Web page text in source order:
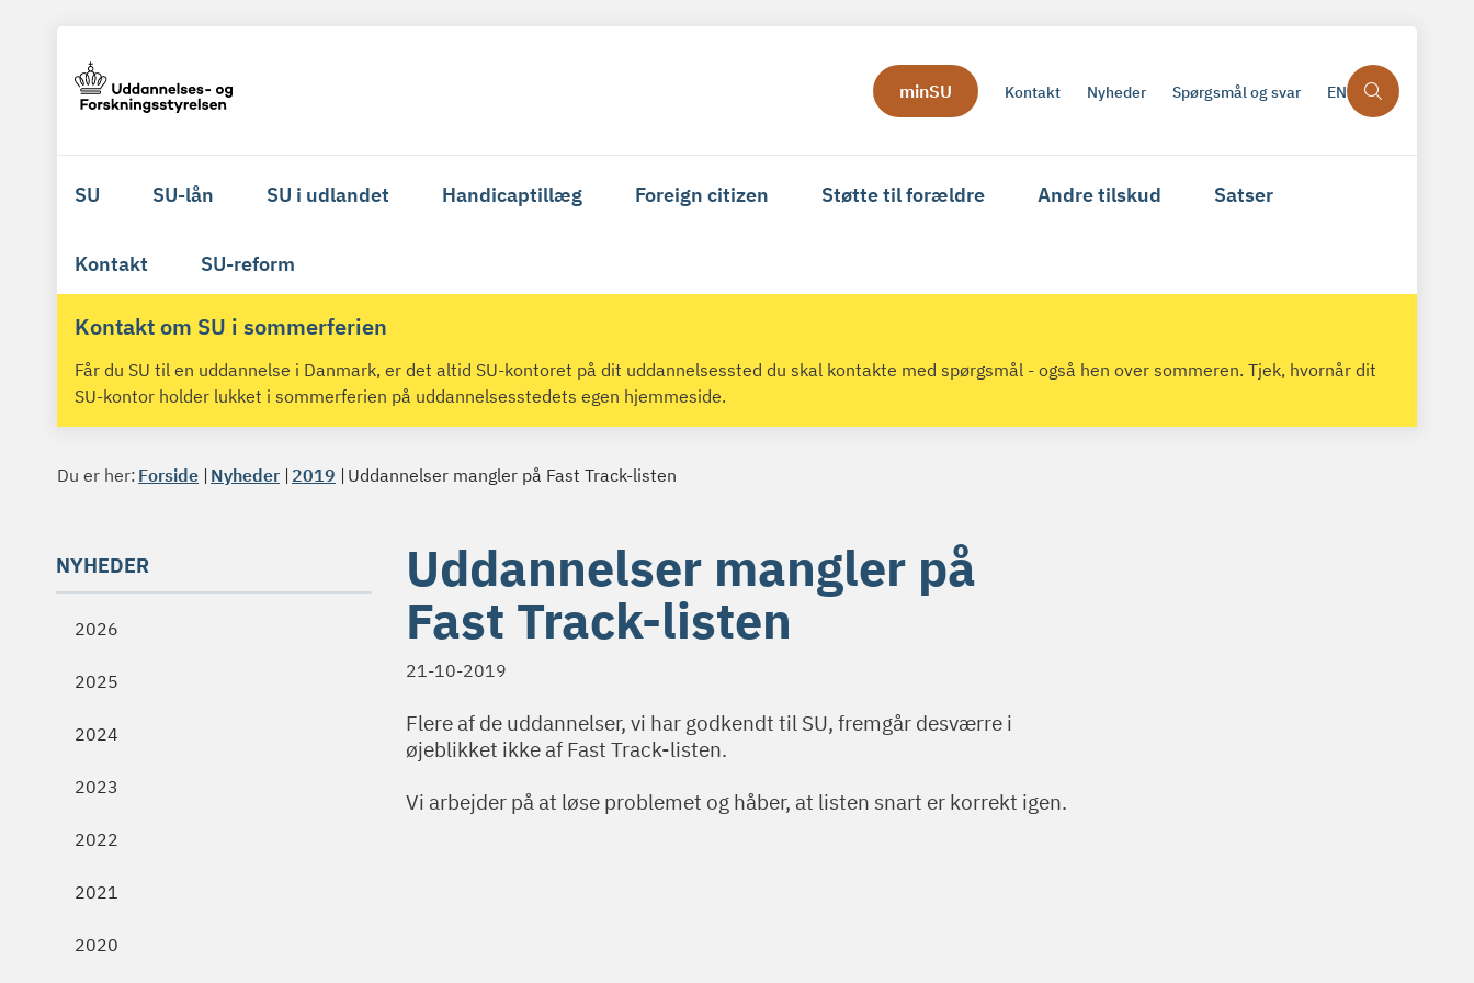
minSU Kontakt Nyheder Spørgsmål og svar EN
SU SU-lån SU i udlandet Handicaptillæg Foreign citizen Støtte til forældre Andre tilskud Satser
Kontakt SU-reform
Kontakt om SU i sommerferien
Får du SU til en uddannelse i Danmark, er det altid SU-kontoret på dit uddannelsessted du skal kontakte med spørgsmål - også hen over sommeren. Tjek, hvornår dit
SU-kontor holder lukket i sommerferien på uddannelsesstedets egen hjemmeside.
Du er her: Forside Nyheder 2019 Uddannelser mangler på Fast Track-listen
NYHEDER
2026
2025
2024
2023
2022
2021
2020
Uddannelser mangler på
Fast Track-listen
21-10-2019
Flere af de uddannelser, vi har godkendt til SU, fremgår desværre i
øjeblikket ikke af Fast Track-listen.
Vi arbejder på at løse problemet og håber, at listen snart er korrekt igen.